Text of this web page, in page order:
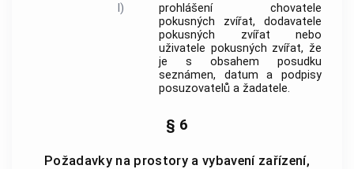
l) prohlášení chovatele
pokusných zvířat, dodavatele
pokusných zvířat nebo
uživatele pokusných zvířat, že
je s obsahem posudku
seznámen, datum a podpisy
posuzovatelů a žadatele.
§ 6
Požadavky na prostory a vybavení zařízení,